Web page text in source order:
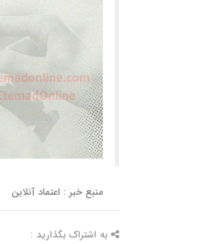
منبع خبر : اعتماد آنلاین
به اشتراک بگذارید :